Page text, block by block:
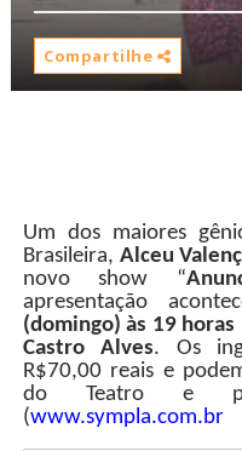
Compartilhe
Um dos maiores
Brasileira, Alceu
novo show “
apresentação
(domingo) às 19 horas
Castro Alves. Os
R$70,00 reais e
do Teatro e
(www.sympla.com.br